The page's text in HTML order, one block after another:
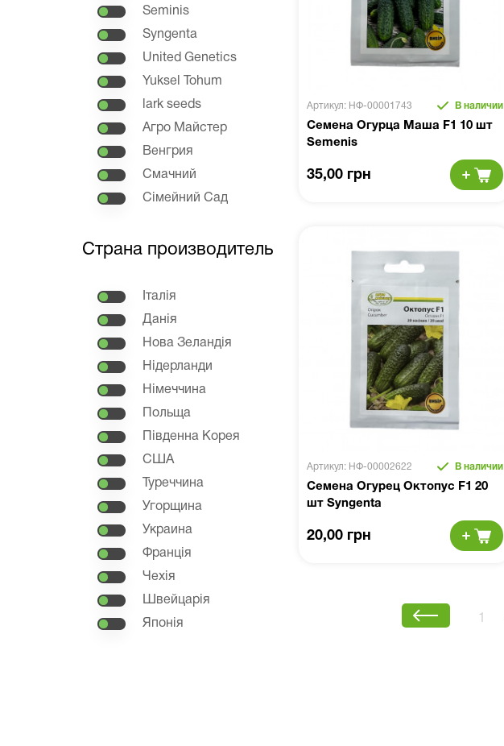
Seminis
Syngenta
United Genetics
Yuksel Tohum
lark seeds
Агро Майстер
Венгрия
Смачний
Сімейний Сад
Страна производитель
Італія
Данія
Нова Зеландія
Нідерланди
Німеччина
Польща
Південна Корея
США
Туреччина
Угорщина
Украина
Франція
Чехія
Швейцарія
Японія
Артикул: НФ-00001743 В наличии
Семена Огурца Маша F1 10 шт
Semenis
35,00 грн
Артикул: НФ-00002622 В наличии
Семена Огурец Октопус F1 20
шт Syngenta
20,00 грн